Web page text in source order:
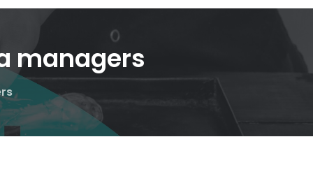
managers